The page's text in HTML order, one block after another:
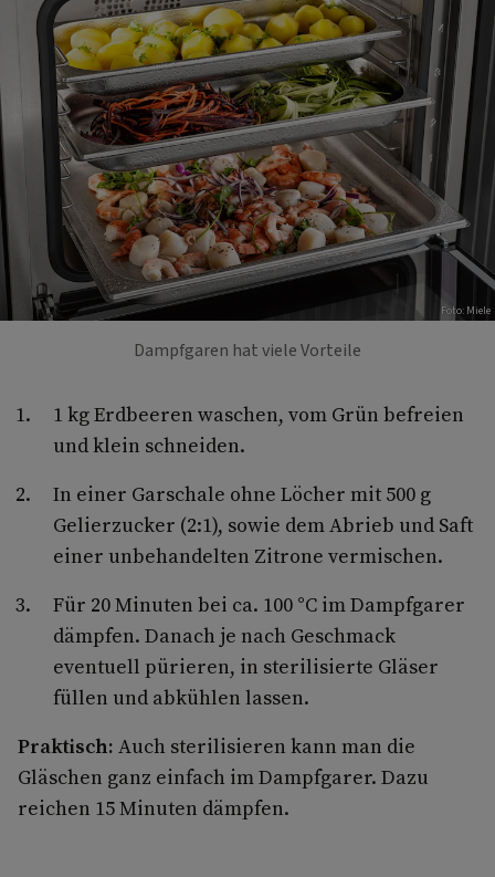
Foto: Miele
Dampfgaren hat viele Vorteile
1 kg Erdbeeren waschen, vom Grün befreien
und klein schneiden.
In einer Garschale ohne Löcher mit 500 g
Gelierzucker (2:1), sowie dem Abrieb und Saft
einer unbehandelten Zitrone vermischen.
Für 20 Minuten bei ca. 100 °C im Dampfgarer
dämpfen. Danach je nach Geschmack
eventuell pürieren, in sterilisierte Gläser
füllen und abkühlen lassen.
Praktisch: Auch sterilisieren kann man die
Gläschen ganz einfach im Dampfgarer. Dazu
reichen 15 Minuten dämpfen.